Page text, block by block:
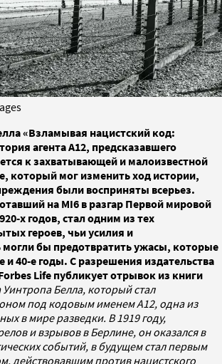
«Взламывая нацистский код:
агента А12, предсказавшего
к захватывающей и малоизвестной
который мог изменить ход истории,
были восприняты всерьез.
на MI6 в разгар Первой мировой
х годов, стал одним из тех
героев, чьи усилия и
могли бы предотвратить ужасы, которые
и 40-е годы. С разрешения издательства
Life публикует отрывок из книги
Белла, который стал
под кодовым именем А12, одна из
в мире разведки. В 1919 году,
и взрывов в Берлине, он оказался в
событий, в будущем стал первым
действовавшим против нацистского